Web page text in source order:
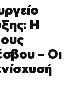
Η
– Οι